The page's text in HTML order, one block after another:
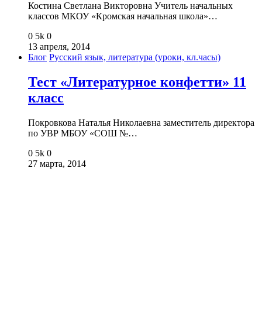
Костина Светлана Викторовна Учитель начальных
классов МКОУ «Кромская начальная школа»…
0 5k 0
13 апреля, 2014
Блог Русский язык, литература (уроки, кл.часы)
Тест «Литературное конфетти» 11
класс
Покровкова Наталья Николаевна заместитель директора
по УВР МБОУ «СОШ №…
0 5k 0
27 марта, 2014